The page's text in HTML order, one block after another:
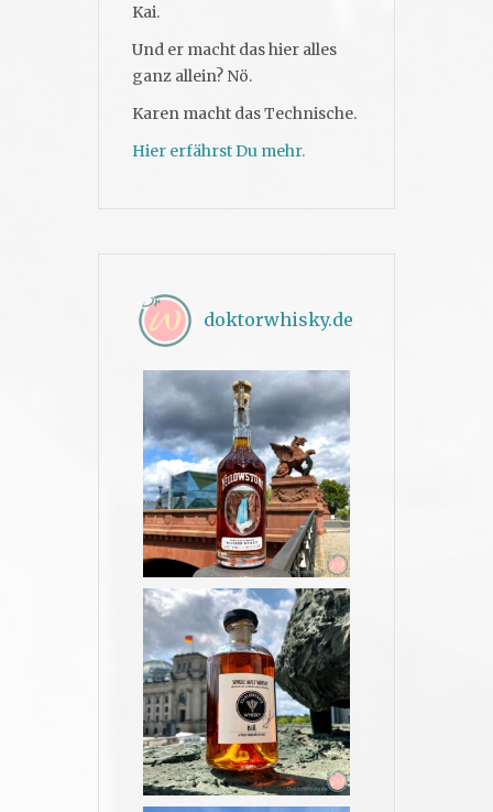
Kai.
Und er macht das hier alles
ganz allein? Nö.
Karen macht das Technische.
Hier erfährst Du mehr.
doktorwhisky.de